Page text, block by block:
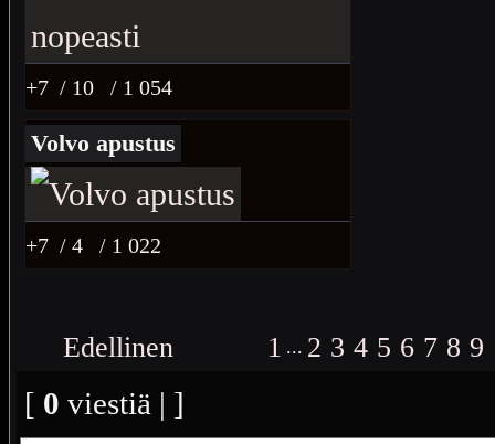
+7 / 10 / 1 054
Volvo apustus
+7 / 4 / 1 022
Edellinen 1 ... 2 3 4 5 6 7 8 9
[ 0 viestiä | ]